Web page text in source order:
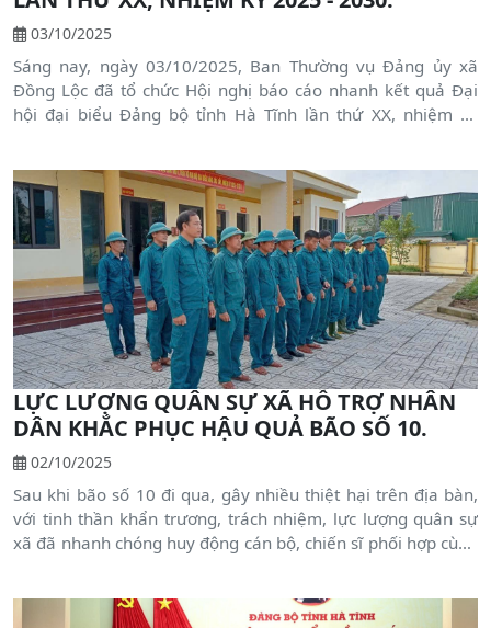
03/10/2025
Sáng nay, ngày 03/10/2025, Ban Thường vụ Đảng ủy xã
Đồng Lộc đã tổ chức Hội nghị báo cáo nhanh kết quả Đại
hội đại biểu Đảng bộ tỉnh Hà Tĩnh lần thứ XX, nhiệm kỳ
LỰC LƯỢNG QUÂN SỰ XÃ HỖ TRỢ NHÂN
DÂN KHẮC PHỤC HẬU QUẢ BÃO SỐ 10.
02/10/2025
Sau khi bão số 10 đi qua, gây nhiều thiệt hại trên địa bàn,
với tinh thần khẩn trương, trách nhiệm, lực lượng quân sự
xã đã nhanh chóng huy động cán bộ, chiến sĩ phối hợp cùng